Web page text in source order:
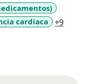
cardiaca +9